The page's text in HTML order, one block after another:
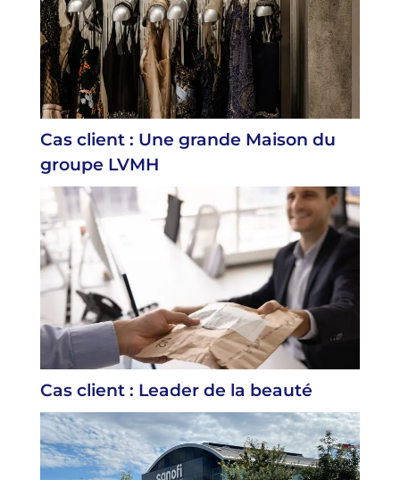
Cas client : Une grande Maison du
groupe LVMH
Cas client : Leader de la beauté